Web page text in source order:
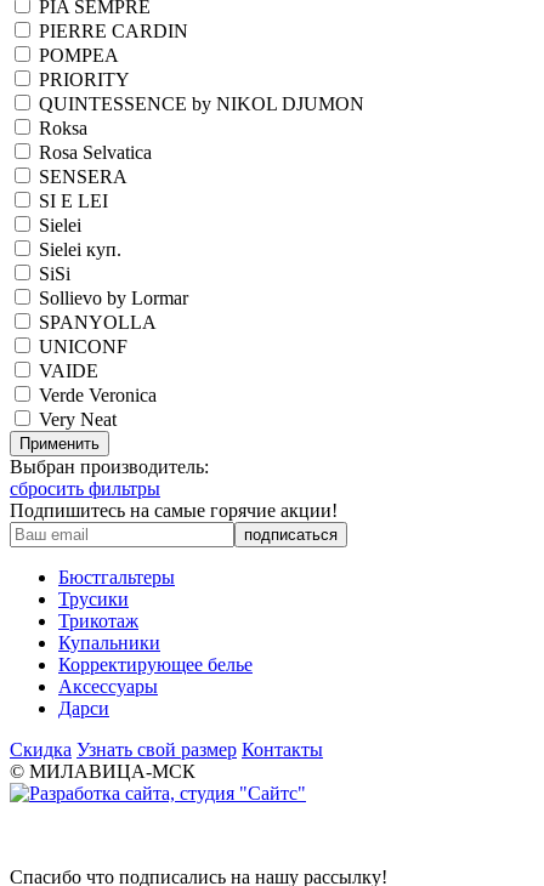
PIA SEMPRE
PIERRE CARDIN
POMPEA
PRIORITY
QUINTESSENCE by NIKOL DJUMON
Roksa
Rosa Selvatica
SENSERA
SI E LEI
Sielei
Sielei куп.
SiSi
Sollievo by Lormar
SPANYOLLA
UNICONF
VAIDE
Verde Veronica
Very Neat
Применить
Выбран производитель:
сбросить фильтры
Подпишитесь на самые горячие акции!
Бюстгальтеры
Трусики
Трикотаж
Купальники
Корректирующее белье
Аксессуары
Дарси
Скидка Узнать свой размер Контакты
© МИЛАВИЦА-МСК
Спасибо что подписались на нашу рассылку!